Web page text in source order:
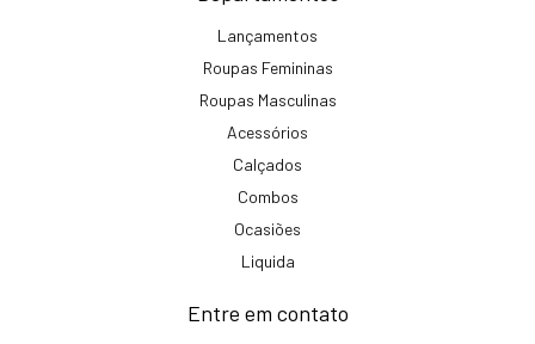
Lançamentos
Roupas Femininas
Roupas Masculinas
Acessórios
Calçados
Combos
Ocasiões
Liquida
Entre em contato